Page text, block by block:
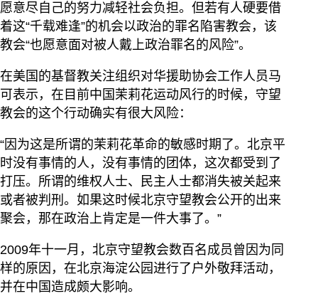
愿意尽自己的努力减轻社会负担。但若有人硬要借
着这“千载难逢”的机会以政治的罪名陷害教会，该
教会“也愿意面对被人戴上政治罪名的风险”。
在美国的基督教关注组织对华援助协会工作人员马
可表示，在目前中国茉莉花运动风行的时候，守望
教会的这个行动确实有很大风险：
“因为这是所谓的茉莉花革命的敏感时期了。北京平
时没有事情的人，没有事情的团体，这次都受到了
打压。所谓的维权人士、民主人士都消失被关起来
或者被判刑。如果这时候北京守望教会公开的出来
聚会，那在政治上肯定是一件大事了。”
2009年十一月，北京守望教会数百名成员曾因为同
样的原因，在北京海淀公园进行了户外敬拜活动，
并在中国造成颇大影响。